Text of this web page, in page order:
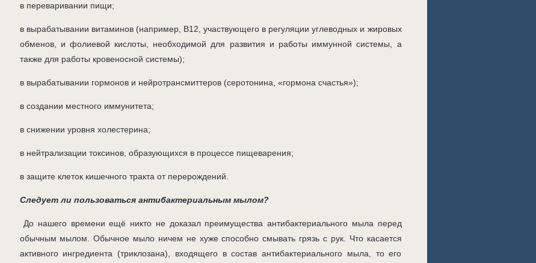
в переваривании пищи;
в вырабатывании витаминов (например, В12, участвующего в регуляции углеводных и жировых
обменов, и фолиевой кислоты, необходимой для развития и работы иммунной системы, а
также для работы кровеносной системы);
в вырабатывании гормонов и нейротрансмиттеров (серотонина, «гормона счастья»);
в создании местного иммунитета;
в снижении уровня холестерина;
в нейтрализации токсинов, образующихся в процессе пищеварения;
в защите клеток кишечного тракта от перерождений.
Следует ли пользоваться антибактериальным мылом?
До нашего времени ещё никто не доказал преимущества антибактериального мыла перед
обычным мылом. Обычное мыло ничем не хуже способно смывать грязь с рук. Что касается
активного ингредиента (триклозана), входящего в состав антибактериального мыла, то его